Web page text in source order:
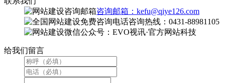
咨询邮箱：kefu@qiye126.com
咨询热线：0431-88981105
微信公众号：EVO视讯·官方网站科技
给我们留言